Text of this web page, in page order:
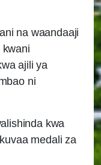
na waandaaji
ajili ya
ni
kwa
medali za